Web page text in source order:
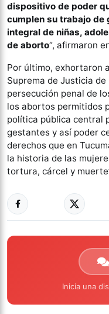
dispositivo de poder
cumplen su trabajo de
integral de niñas,
de aborto“, afirmaron
Por último, exhortaron
Suprema de Justicia
persecución penal de
los abortos permitidos
política pública central
gestantes y así poder
derechos que en
la historia de las
tortura, cárcel y
Inicia una